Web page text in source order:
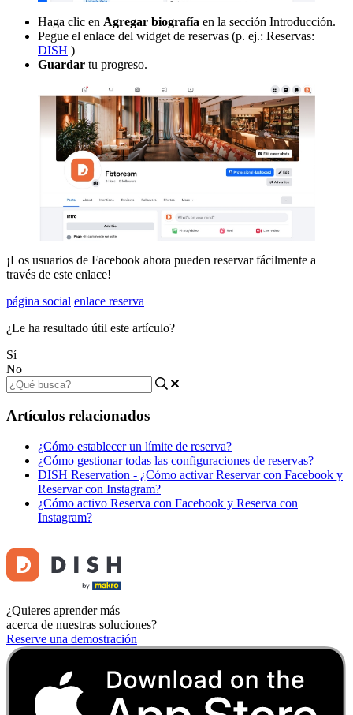
Haga clic en Agregar biografía en la sección Introducción.
Pegue el enlace del widget de reservas (p. ej.: Reservas:
DISH )
Guardar tu progreso.
¡Los usuarios de Facebook ahora pueden reservar fácilmente a
través de este enlace!
página social enlace reserva
¿Le ha resultado útil este artículo?
Sí
No
Artículos relacionados
¿Cómo establecer un límite de reserva?
¿Cómo gestionar todas las configuraciones de reservas?
DISH Reservation - ¿Cómo activar Reservar con Facebook y
Reservar con Instagram?
¿Cómo activo Reserva con Facebook y Reserva con
Instagram?
¿Quieres aprender más
acerca de nuestras soluciones?
Reserve una demostración